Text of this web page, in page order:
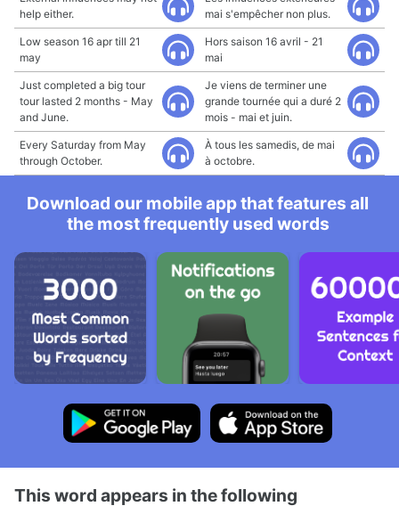
help either.
mai s'empêcher non plus.
Low season 16 apr till 21
may
Hors saison 16 avril - 21
mai
Just completed a big tour
tour lasted 2 months - May
and June.
Je viens de terminer une
grande tournée qui a duré 2
mois - mai et juin.
Every Saturday from May
through October.
À tous les samedis, de mai
à octobre.
Download our mobile app that features all
the most frequently used words
This word appears in the following